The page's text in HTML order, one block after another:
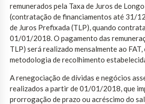
remunerados pela Taxa de Juros de
(contratação de financiamentos até 31/
de Juros Prefixada (TLP), quando
01/01/2018. O pagamento das
TLP) será realizado mensalmente ao
metodologia de recolhimento
A renegociação de dívidas e negócios
realizados a partir de 01/01/2018, que
prorrogação de prazo ou acréscimo do